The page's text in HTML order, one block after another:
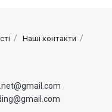
Наші контакти